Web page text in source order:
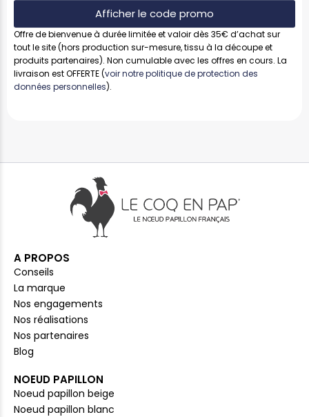
Afficher le code promo
Offre de bienvenue à durée limitée et valoir dès 35€ d’achat sur
tout le site (hors production sur-mesure, tissu à la découpe et
produits partenaires). Non cumulable avec les offres en cours. La
livraison est OFFERTE (voir notre politique de protection des
données personnelles).
A PROPOS
Conseils
La marque
Nos engagements
Nos réalisations
Nos partenaires
Blog
NOEUD PAPILLON
Noeud papillon beige
Noeud papillon blanc